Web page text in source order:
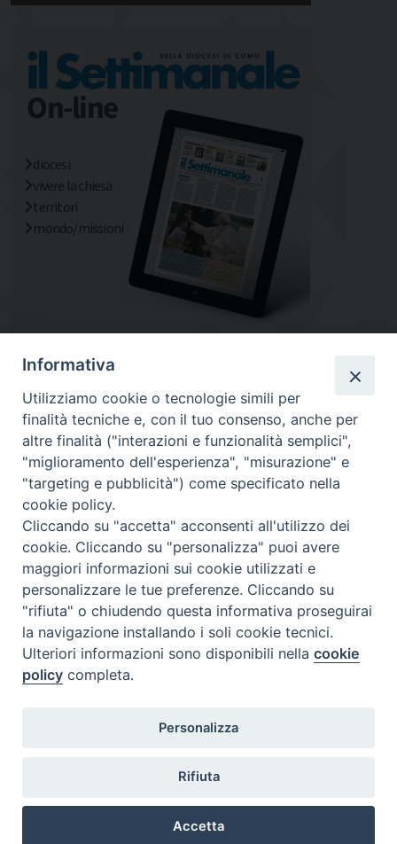
diocesi
vivere la chiesa
territori
mondo/missioni
Diocesi
di Como
Diocesi di Como | piazza Grimoldi, 5
Riproduzione solo con permesso.
Iscriviti alla Newsletter
Informativa
Utilizziamo cookie o tecnologie simili per
finalità tecniche e, con il tuo consenso, anche per
altre finalità ("interazioni e funzionalità semplici",
"miglioramento dell'esperienza", "misurazione" e
"targeting e pubblicità") come specificato nella
cookie policy.
Cliccando su "accetta" acconsenti all'utilizzo dei
cookie. Cliccando su "personalizza" puoi avere
maggiori informazioni sui cookie utilizzati e
personalizzare le tue preferenze. Cliccando su
"rifiuta" o chiudendo questa informativa proseguirai
la navigazione installando i soli cookie tecnici.
Ulteriori informazioni sono disponibili nellacookie
policy completa.
Personalizza
Rifiuta
Accetta